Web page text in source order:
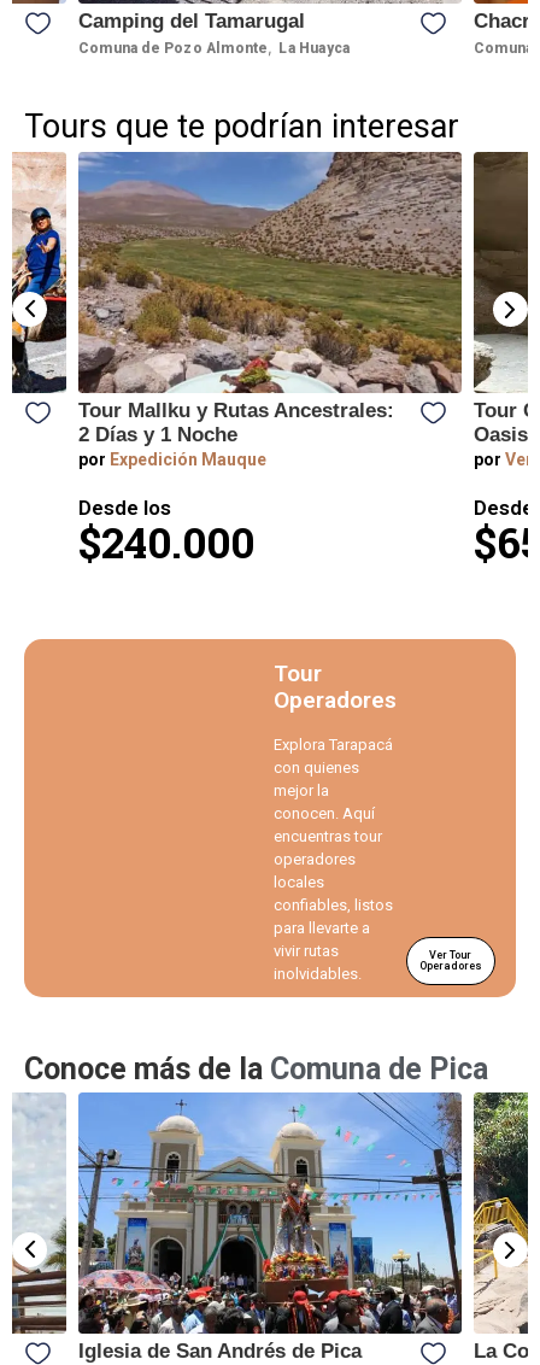
Camping del Tamarugal
Comuna de Pozo Almonte, La Huayca Comuna
Tours que te podrían interesar
Tour Mallku y Rutas Ancestrales:
2 Días y 1 Noche
por Expedición Mauque
Desde los
$240.000
Tour
Oasis
por
Desde
Tour
Operadores
Explora Tarapacá
con quienes
mejor la
conocen. Aquí
encuentras tour
operadores
locales
confiables, listos
para llevarte a
vivir rutas
inolvidables.
Ver Tour
Operadores
Conoce más de la Comuna de Pica
Iglesia de San Andrés de Pica La